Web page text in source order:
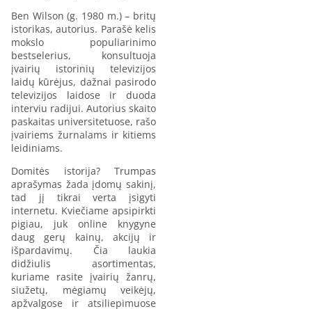
Ben Wilson (g. 1980 m.) – britų
istorikas, autorius. Parašė kelis
mokslo populiarinimo
bestselerius, konsultuoja
įvairių istorinių televizijos
laidų kūrėjus, dažnai pasirodo
televizijos laidose ir duoda
interviu radijui. Autorius skaito
paskaitas universitetuose, rašo
įvairiems žurnalams ir kitiems
leidiniams.
Domitės istorija? Trumpas
aprašymas žada įdomų sakinį,
tad jį tikrai verta įsigyti
internetu. Kviečiame apsipirkti
pigiau, juk online knygyne
daug gerų kainų, akcijų ir
išpardavimų. Čia laukia
didžiulis asortimentas,
kuriame rasite įvairių žanrų,
siužetų, mėgiamų veikėjų,
apžvalgose ir atsiliepimuose